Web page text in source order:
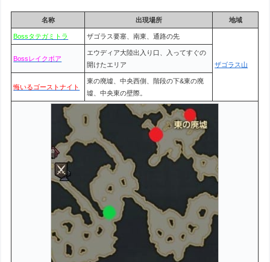
名称 出現場所 地域
Bossタテガミトラ ザゴラス要塞、南東、通路の先
ザゴラス山
Bossレイクボア
エウディア大陸出入り口、入ってすぐの
開けたエリア
悔いるゴーストナイト
東の廃墟、中央西側、階段の下&東の廃
墟、中央東の壁際。